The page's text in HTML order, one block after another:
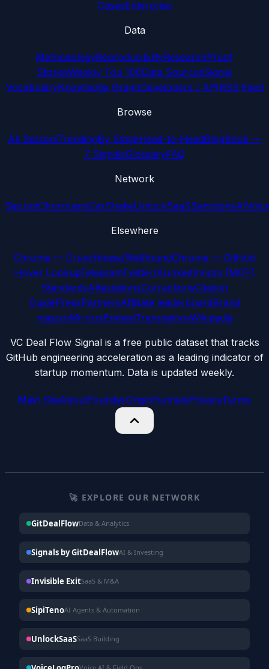
CasesEnterprise
Data
MethodologyReproducibilityResearchProof
StoriesWeekly Top 100Data SourcesSignal
VocabularyKnowledge GraphDevelopers / APIRSS Feed
Browse
All SectorsTrendingBy StageHead-to-HeadBlogBook —
7 SignalsGlossaryFAQ
Network
Sipi.botChurnLensCarShakeUnlockSaaSSanctionsAI
Elsewhere
Chrome — Crunchbase/WellfoundChrome — GitHub
Hover LookupTelegramTwitter/XLinkedInnpm (MCP)
StandardsAttestationsCorrectionsCitation
GuidePressPartnersAffiliate leaderboardBrand
mascotMirrorsEmbedTranslationsWikipedia
VC Deal Flow Signal is a free public dataset that tracks
GitHub engineering acceleration as a leading indicator of
startup momentum. Data is updated weekly.
Main SiteAboutFounderOriginFunnelsPrivacyTerms
🚀 EXPLORE OUR NETWORK
GitDealFlowData & Analytics
Signals by GitDealFlowAI & Investing
Invisible ExitSaaS & M&A
SipiTenoAI Agents & Automation
UnlockSaaSSaaS Building